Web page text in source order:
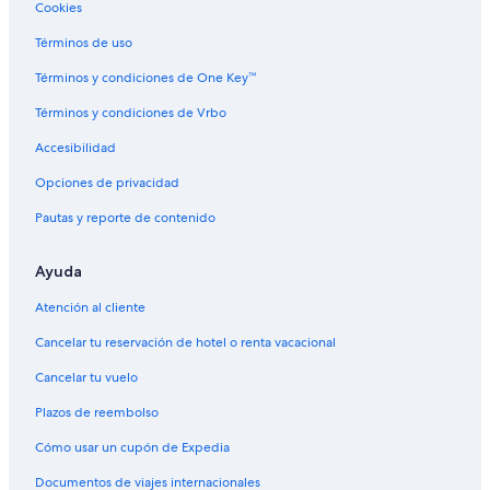
a
e
i
t
i
c
c
-
u
n
o
Cookies
Términos de uso
Términos y condiciones de One Key™
Términos y condiciones de Vrbo
Accesibilidad
Opciones de privacidad
Pautas y reporte de contenido
Ayuda
Atención al cliente
Cancelar tu reservación de hotel o renta vacacional
Cancelar tu vuelo
Plazos de reembolso
Cómo usar un cupón de Expedia
Documentos de viajes internacionales